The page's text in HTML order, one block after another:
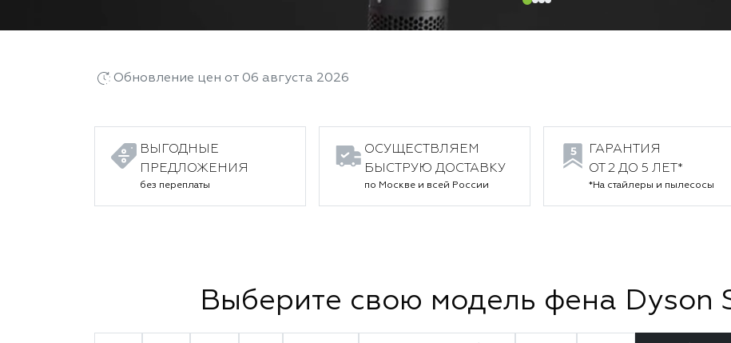
Обновление цен от 06 августа 2026
ВЫГОДНЫЕ
ПРЕДЛОЖЕНИЯ
без переплаты
ОСУЩЕСТВЛЯЕМ
БЫСТРУЮ ДОСТАВКУ
по Москве и всей России
ГАРАНТИЯ
ОТ 2 ДО 5 ЛЕТ*
*На стайлеры и пылесосы
Выберите свою модель фена Dyson